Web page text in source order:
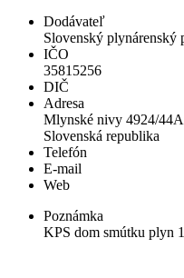
Dodávateľ
Slovenský plynárenský
IČO
35815256
DIČ
Adresa
Mlynské nivy 4924/
Slovenská republika
Telefón
E-mail
Web
Poznámka
KPS dom smútku plyn